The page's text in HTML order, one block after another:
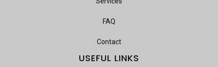
FAQ
Contact
USEFUL LINKS